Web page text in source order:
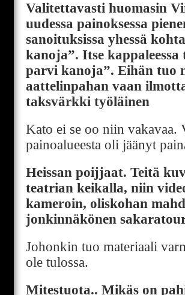
Valitettavasti huomasin
uudessa painoksessa
sanoituksissa yhessä
kanoja”. Itse kappaleessa
parvi kanoja”. Eihän tuo
aattelinpahan vaan
taksvärkki työläinen
Kato ei se oo niin vakavaa.
painoalueesta oli jäänyt
Heissan poijjaat. Teitä
teatrian keikalla, niin
kameroin, oliskohan
jonkinnäkönen
Johonkin tuo materiaali
ole tulossa.
Mitestuota.. Mikäs on